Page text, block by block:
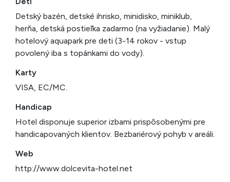
Detský bazén, detské ihrisko, minidisko, miniklub,
herňa, detská postieľka zadarmo (na vyžiadanie). Malý
hotelový aquapark pre deti (3-14 rokov - vstup
povolený iba s topánkami do vody).
Karty
VISA, EC/MC.
Handicap
Hotel disponuje superior izbami prispôsobenými pre
handicapovaných klientov. Bezbariérový pohyb v areáli.
Web
http://www.dolcevita-hotel.net